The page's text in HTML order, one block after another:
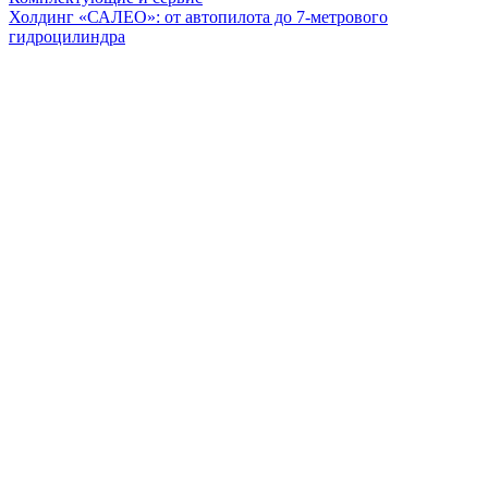
Холдинг «САЛЕО»: от автопилота до 7-метрового
гидроцилиндра